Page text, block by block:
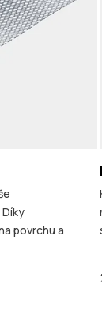
povrchu a